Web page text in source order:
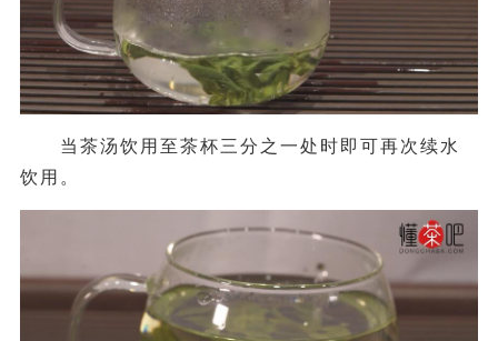
当茶汤饮用至茶杯三分之一处时即可再次续水
饮用。